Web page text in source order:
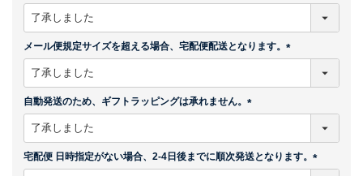
メール便規定サイズを超える場合、宅配便配送となります。
自動発送のため、ギフトラッピングは承れません。
)
宅配便 日時指定がない場合、2-4日後までに順次発送となります。